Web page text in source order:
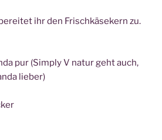
ihr den Frischkäsekern zu.
pur (Simply V natur geht auch,
lieber)